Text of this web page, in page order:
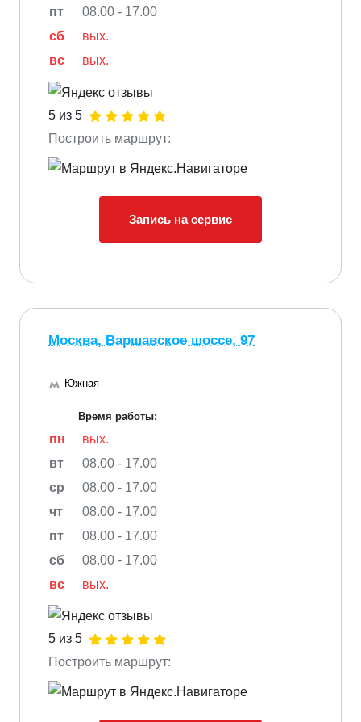
пт
08.00 - 17.00
сб
вых.
вс
вых.
5 из 5
Построить маршрут:
Запись на сервис
Москва, Варшавское шоссе, 97
Южная
Время работы:
пн
вых.
вт
08.00 - 17.00
ср
08.00 - 17.00
чт
08.00 - 17.00
пт
08.00 - 17.00
сб
08.00 - 17.00
вс
вых.
5 из 5
Построить маршрут: